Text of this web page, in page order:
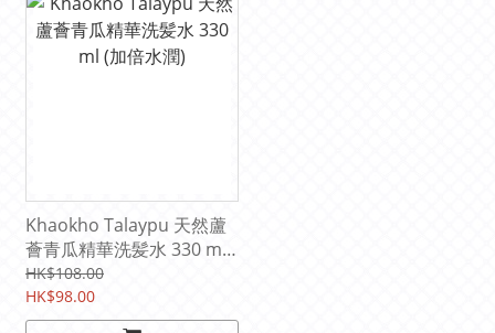
Khaokho Talaypu 天然蘆
薈青瓜精華洗髪水 330 ml
(加倍水潤)
HK$108.00
HK$98.00